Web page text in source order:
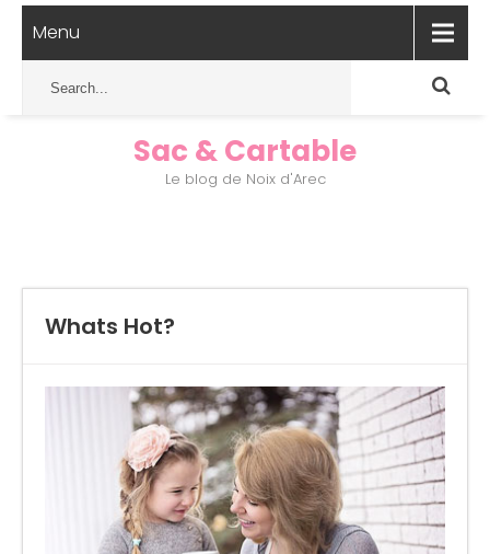
Menu
Sac & Cartable
Le blog de Noix d'Arec
Whats Hot?